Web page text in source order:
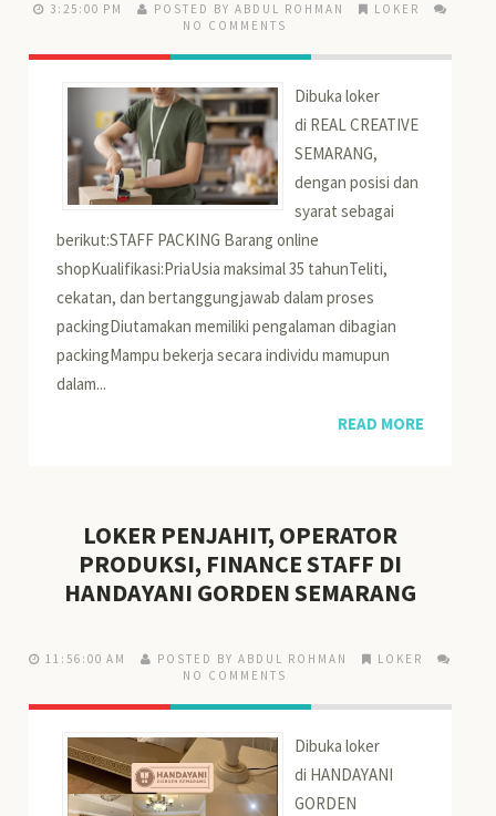
3:25:00 PM POSTED BY ABDUL ROHMAN
LOKER
NO COMMENTS
Dibuka loker
di REAL CREATIVE
SEMARANG,
dengan posisi dan
syarat sebagai
berikut:STAFF PACKING Barang online
shopKualifikasi:PriaUsia maksimal 35 tahunTeliti,
cekatan, dan bertanggungjawab dalam proses
packingDiutamakan memiliki pengalaman dibagian
packingMampu bekerja secara individu mamupun
dalam...
READ MORE
LOKER PENJAHIT, OPERATOR
PRODUKSI, FINANCE STAFF DI
HANDAYANI GORDEN SEMARANG
11:56:00 AM POSTED BY ABDUL ROHMAN
LOKER
NO COMMENTS
Dibuka loker
di HANDAYANI
GORDEN